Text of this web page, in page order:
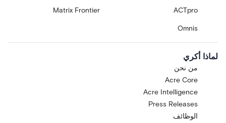
ACTpro
Matrix Frontier
Omnis
لماذا أكري
من نحن
Acre Core
Acre Intelligence
Press Releases
الوظائف